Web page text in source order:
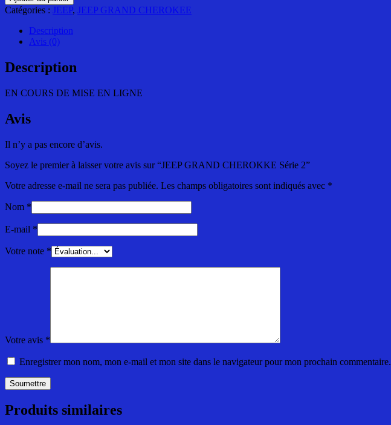
JEEP
GRAND
CHEROKKE
Série
Catégories : JEEP, JEEP GRAND CHEROKEE
Description
Avis (0)
Description
EN COURS DE MISE EN LIGNE
Avis
Il n’y a pas encore d’avis.
Soyez le premier à laisser votre avis sur “JEEP GRAND CHEROKKE Série 2”
Votre adresse e-mail ne sera pas publiée. Les champs obligatoires sont indiqués avec *
Nom *
E-mail *
Votre note *
Votre avis *
Enregistrer mon nom, mon e-mail et mon site dans le navigateur pour mon prochain commentaire.
Produits similaires